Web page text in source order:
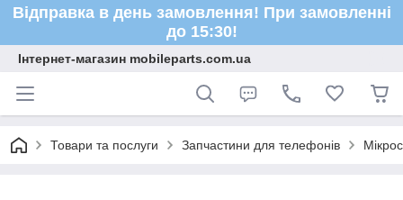
Відправка в день замовлення! При замовленні
до 15:30!
Інтернет-магазин mobileparts.com.ua
Товари та послуги Запчастини для телефонів